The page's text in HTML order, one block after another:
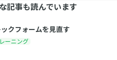
記事も読んでいます
クフォームを見直す
ーニング